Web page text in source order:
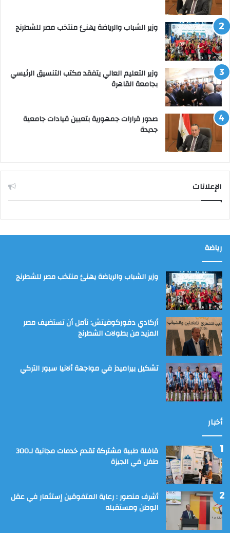
وزير الشباب والرياضة يهنئ منتخب مصر للشطرنج
وزير التعليم العالي يتفقد مكتب التنسيق الرئيسي
بجامعة القاهرة
صدور قرارات جمهورية بتعيين قيادات جامعية
جديدة
الإعلانات
رياضة
وزير الشباب والرياضة يهنئ منتخب مصر للشطرنج
أركادي دفوركوفيتش: نأمل أن تستضيف مصر
المزيد من بطولات الشطرنج
تشكيل بيراميدز في مواجهة ألانيا سبور التركي
أخبار
قافلة طبية مشتركة تقدم خدمات مجانية لـ300
طفل في الجيزة
أشرف منصور : رعاية المتفوقين إستثمار في عقل
الوطن ومستقبله